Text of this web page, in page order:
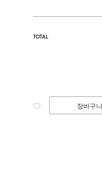
TOTAL
장바구니